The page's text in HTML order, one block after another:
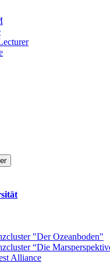
"Der Ozeanboden"
“Die
Alliance